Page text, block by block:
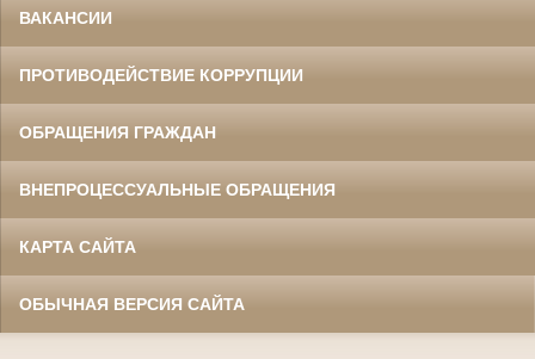
ВАКАНСИИ
ПРОТИВОДЕЙСТВИЕ КОРРУПЦИИ
ОБРАЩЕНИЯ ГРАЖДАН
ВНЕПРОЦЕССУАЛЬНЫЕ ОБРАЩЕНИЯ
КАРТА САЙТА
ОБЫЧНАЯ ВЕРСИЯ САЙТА